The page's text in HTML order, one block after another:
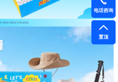
电话咨询
置顶